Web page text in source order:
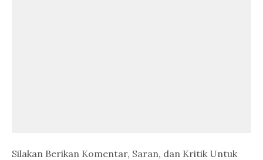
Silakan Berikan Komentar, Saran, dan Kritik Untuk